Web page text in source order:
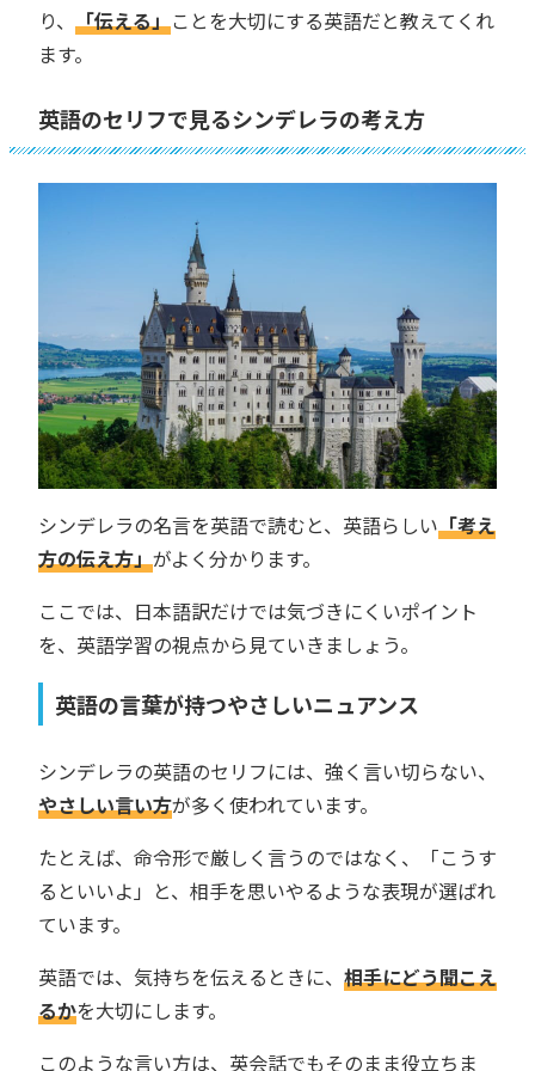
り、 「伝える」ことを大切にする英語だと教えてくれ
ます。
英語のセリフで見るシンデレラの考え方
シンデレラの名言を英語で読むと、英語らしい「考え
方の伝え方」がよく分かります。
ここでは、日本語訳だけでは気づきにくいポイント
を、英語学習の視点から見ていきましょう。
英語の言葉が持つやさしいニュアンス
シンデレラの英語のセリフには、強く言い切らない、
やさしい言い方が多く使われています。
たとえば、命令形で厳しく言うのではなく、「こうす
るといいよ」と、相手を思いやるような表現が選ばれ
ています。
英語では、気持ちを伝えるときに、 相手にどう聞こえ
るかを大切にします。
このような言い方は、英会話でもそのまま役立ちま